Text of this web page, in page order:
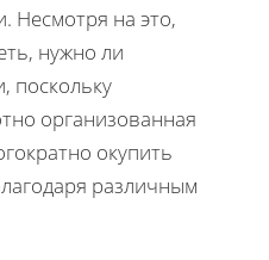
Несмотря на это,
нужно ли
поскольку
организованная
окупить
различным